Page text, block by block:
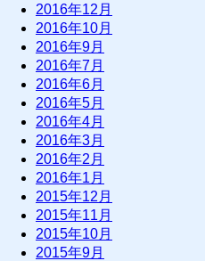
2016年12月
2016年10月
2016年9月
2016年7月
2016年6月
2016年5月
2016年4月
2016年3月
2016年2月
2016年1月
2015年12月
2015年11月
2015年10月
2015年9月